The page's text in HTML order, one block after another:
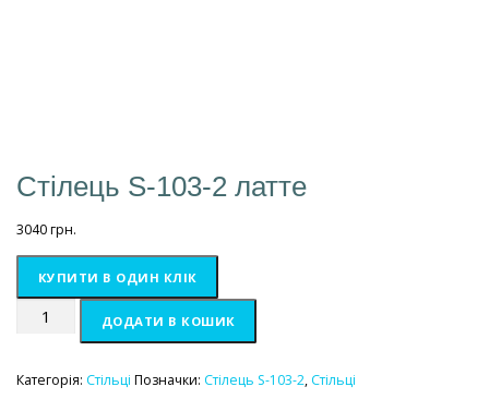
Стілець S-103-2 латте
3040грн.
КУПИТИ В ОДИН КЛІК
Стілець
2
ДОДАТИ В КОШИК
Категорія: Стільці Позначки: Стілець S-103-2, Стільці